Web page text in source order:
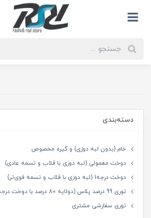
دسته‌بندی
خام (بدون لبه دوزی) و گیره مخصوص
دوخت معمولی (لبه دوزی با قلاب و تسمه عادی)
دوخت درجه1 (لبه دوزی با قلاب و تسمه قوی‌تر)
توری 99 درصد پلاس (دولایه 80 درصد با دوخت درجه1)
توری سفارشی مشتری